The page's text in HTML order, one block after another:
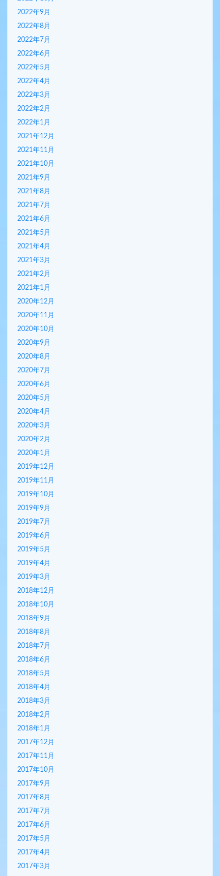
2022年9月
2022年8月
2022年7月
2022年6月
2022年5月
2022年4月
2022年3月
2022年2月
2022年1月
2021年12月
2021年11月
2021年10月
2021年9月
2021年8月
2021年7月
2021年6月
2021年5月
2021年4月
2021年3月
2021年2月
2021年1月
2020年12月
2020年11月
2020年10月
2020年9月
2020年8月
2020年7月
2020年6月
2020年5月
2020年4月
2020年3月
2020年2月
2020年1月
2019年12月
2019年11月
2019年10月
2019年9月
2019年7月
2019年6月
2019年5月
2019年4月
2019年3月
2018年12月
2018年10月
2018年9月
2018年8月
2018年7月
2018年6月
2018年5月
2018年4月
2018年3月
2018年2月
2018年1月
2017年12月
2017年11月
2017年10月
2017年9月
2017年8月
2017年7月
2017年6月
2017年5月
2017年4月
2017年3月